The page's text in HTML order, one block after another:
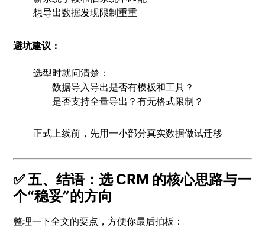
想导出数据发现限制重重
避坑建议：
选型时就问清楚：
数据导入导出是否有模板和工具？
是否支持全量导出？有无格式限制？
正式上线前，先用一小部分真实数据做试迁移
✅ 五、结语：选 CRM 的核心思路与一
个“稳妥”的方向
整理一下全文的要点，方便你最后拍板：